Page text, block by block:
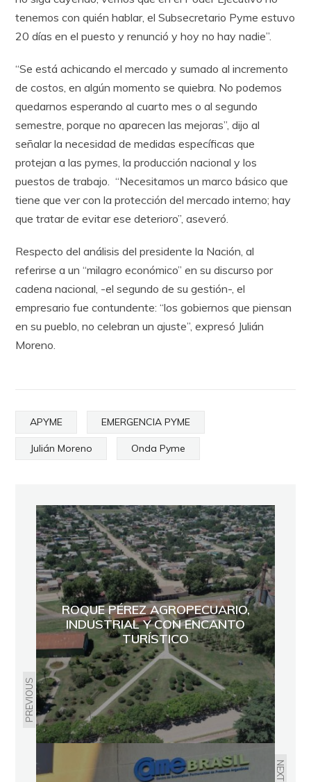
tenemos con quién hablar, el Subsecretario Pyme estuvo
20 días en el puesto y renunció y hoy no hay nadie”.
“Se está achicando el mercado y sumado al incremento
de costos, en algún momento se quiebra. No podemos
quedarnos esperando al cuarto mes o al segundo
semestre, porque no aparecen las mejoras”, dijo al
señalar la necesidad de medidas específicas que
protejan a las pymes, la producción nacional y los
puestos de trabajo. “Necesitamos un marco básico que
tiene que ver con la protección del mercado interno; hay
que tratar de evitar ese deterioro”, aseveró.
Respecto del análisis del presidente la Nación, al
referirse a un “milagro económico” en su discurso por
cadena nacional, -el segundo de su gestión-, el
empresario fue contundente: “los gobiernos que piensan
en su pueblo, no celebran un ajuste”, expresó Julián
Moreno.
APYME EMERGENCIA PYME
Julián Moreno Onda Pyme
PREVIOUS
ROQUE PÉREZ AGROPECUARIO,
INDUSTRIAL Y CON ENCANTO
TURÍSTICO
NEXT